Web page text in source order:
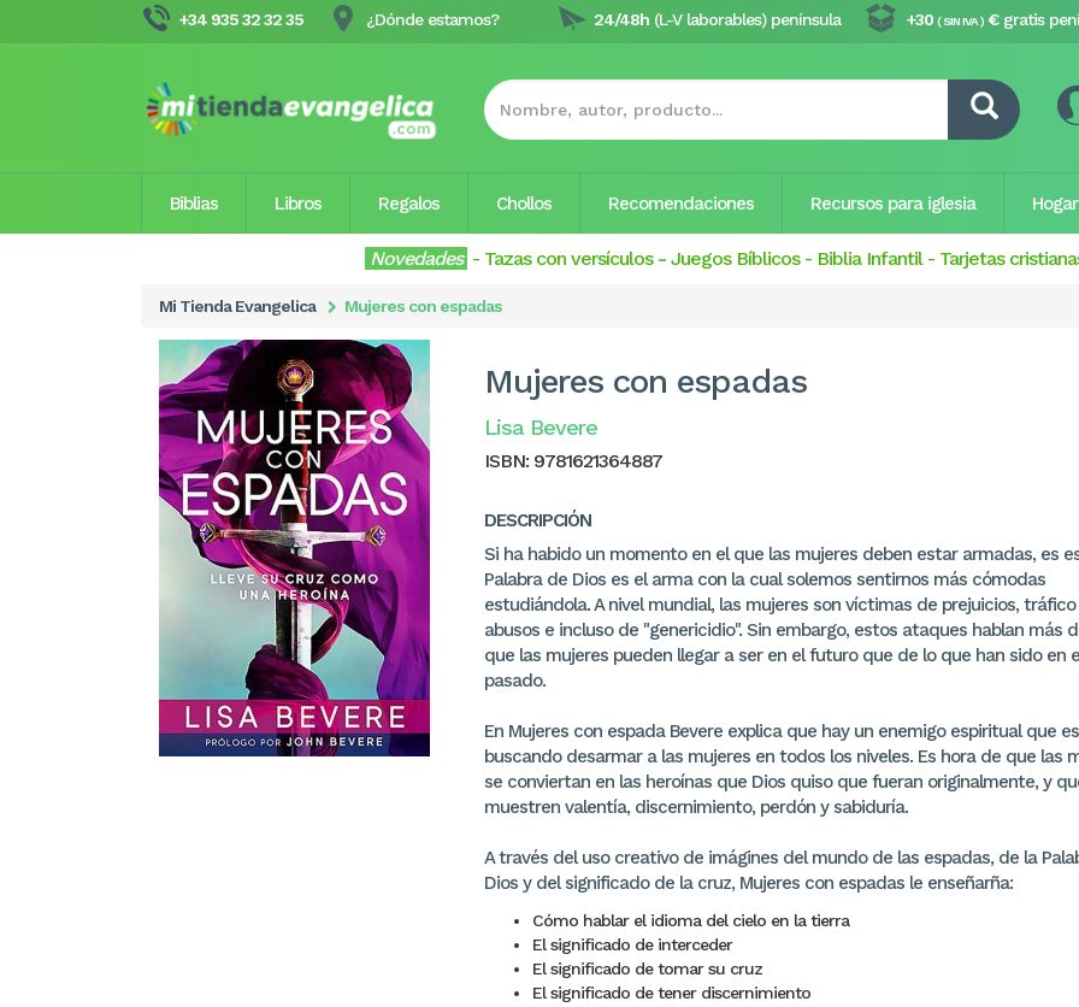
+34 935 32 32 35 ¿Dónde estamos? +30 ( SIN IVA ) €gratis
24/48h (L-V laborables) península
Biblias Libros Regalos Chollos Recomendaciones Recursos para iglesia Hogar
Novedades - Tazas con versículos- Juegos Bíblicos- Biblia Infantil- Tarjetas
Mi Tienda Evangelica Mujeres con espadas
Mujeres con espadas
Lisa Bevere
ISBN: 9781621364887
DESCRIPCIÓN
Si ha habido un momento en el que las mujeres deben estar armadas, es
Palabra de Dios es el arma con la cual solemos sentirnos más cómodas
estudiándola. A nivel mundial, las mujeres son víctimas de prejuicios, tráfico
abusos e incluso de "genericidio". Sin embargo, estos ataques hablan más
que las mujeres pueden llegar a ser en el futuro que de lo que han sido en
pasado.
En Mujeres con espada Bevere explica que hay un enemigo espiritual que
buscando desarmar a las mujeres en todos los niveles. Es hora de que las
se conviertan en las heroínas que Dios quiso que fueran originalmente, y
muestren valentía, discernimiento, perdón y sabiduría.
A través del uso creativo de imágines del mundo de las espadas, de la
Dios y del significado de la cruz, Mujeres con espadas le enseñarña:
Cómo hablar el idioma del cielo en la tierra
El significado de interceder
El significado de tomar su cruz
El significado de tener discernimiento